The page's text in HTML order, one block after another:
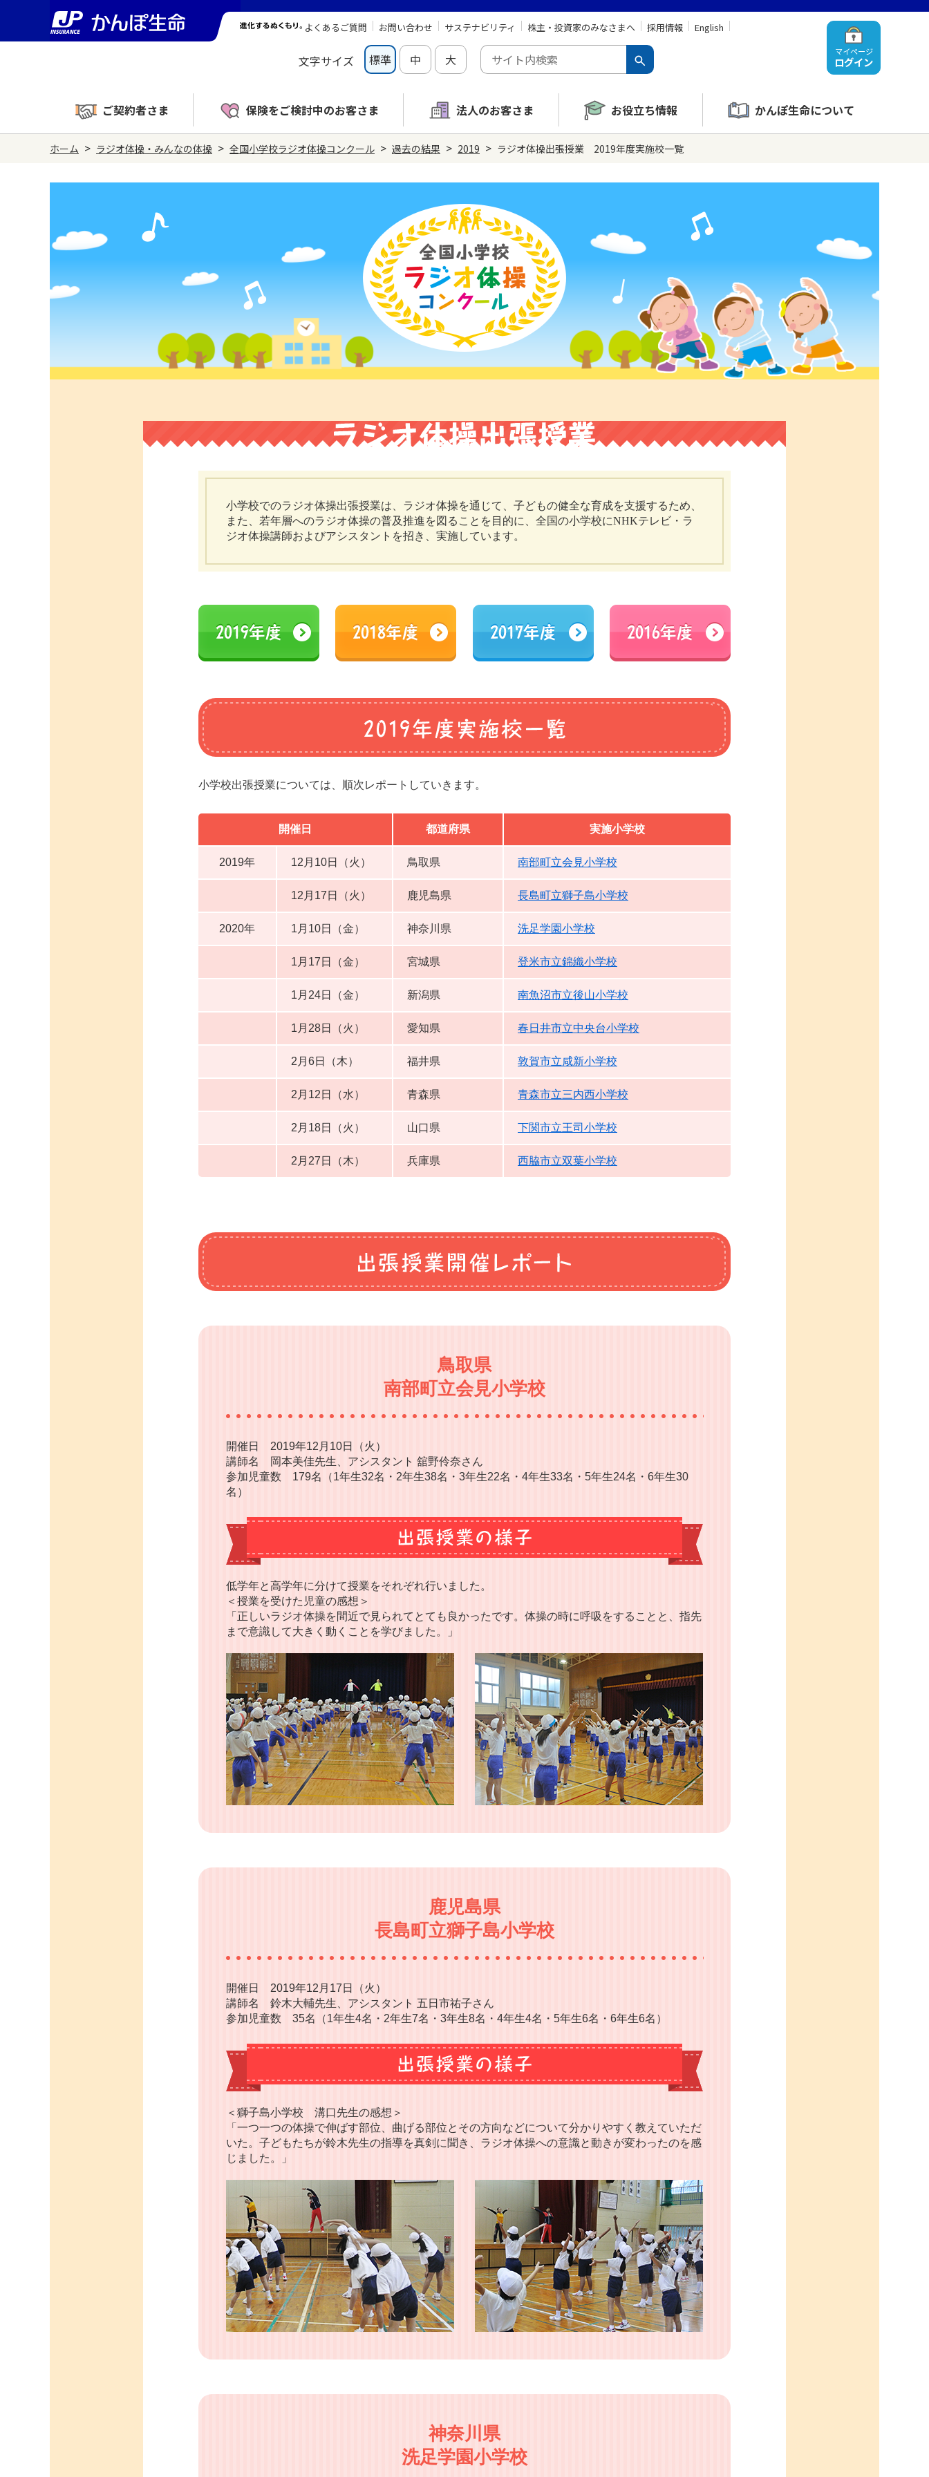
マイページ
ログイン
よくあるご質問 お問い合わせ サステナビリティ 株主・投資家のみなさまへ 採用情報 English
文字サイズ 標準 中 大
ご契約者さま 保険をご検討中のお客さま 法人のお客さま お役立ち情報 かんぽ生命について
ホーム > ラジオ体操・みんなの体操 > 全国小学校ラジオ体操コンクール > 過去の結果 > 2019 > ラジオ体操出張授業 2019年度実施校一覧
小学校でのラジオ体操出張授業は、ラジオ体操を通じて、子どもの健全な育成を支援するため、
また、若年層へのラジオ体操の普及推進を図ることを目的に、全国の小学校にNHKテレビ・ラ
ジオ体操講師およびアシスタントを招き、実施しています。
2019年度 2018年度 2017年度 2016年度
小学校出張授業については、順次レポートしていきます。
開催日 都道府県 実施小学校
2019年 12月10日（火） 鳥取県 南部町立会見小学校
12月17日（火） 鹿児島県 長島町立獅子島小学校
2020年 1月10日（金） 神奈川県 洗足学園小学校
1月17日（金） 宮城県 登米市立錦織小学校
1月24日（金） 新潟県 南魚沼市立後山小学校
1月28日（火） 愛知県 春日井市立中央台小学校
2月6日（木） 福井県 敦賀市立咸新小学校
2月12日（水） 青森県 青森市立三内西小学校
2月18日（火） 山口県 下関市立王司小学校
2月27日（木） 兵庫県 西脇市立双葉小学校
鳥取県
南部町立会見小学校
開催日 2019年12月10日（火）
講師名 岡本美佳先生、アシスタント 舘野伶奈さん
参加児童数 179名（1年生32名・2年生38名・3年生22名・4年生33名・5年生24名・6年生30
名）
低学年と高学年に分けて授業をそれぞれ行いました。
＜授業を受けた児童の感想＞
「正しいラジオ体操を間近で見られてとても良かったです。体操の時に呼吸をすることと、指先
まで意識して大きく動くことを学びました。」
鹿児島県
長島町立獅子島小学校
開催日 2019年12月17日（火）
講師名 鈴木大輔先生、アシスタント 五日市祐子さん
参加児童数 35名（1年生4名・2年生7名・3年生8名・4年生4名・5年生6名・6年生6名）
＜獅子島小学校 溝口先生の感想＞
「一つ一つの体操で伸ばす部位、曲げる部位とその方向などについて分かりやすく教えていただ
いた。子どもたちが鈴木先生の指導を真剣に聞き、ラジオ体操への意識と動きが変わったのを感
じました。」
神奈川県
洗足学園小学校